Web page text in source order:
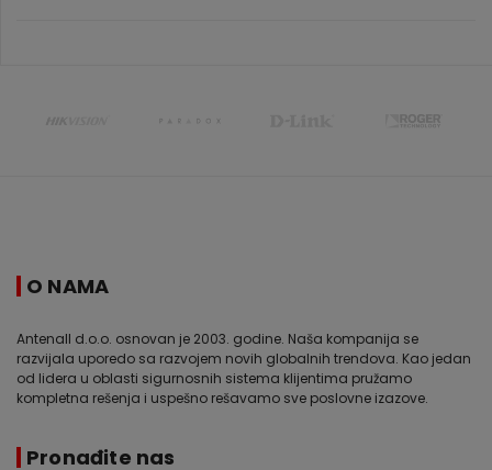
O NAMA
Antenall d.o.o. osnovan je 2003. godine. Naša kompanija se
razvijala uporedo sa razvojem novih globalnih trendova. Kao jedan
od lidera u oblasti sigurnosnih sistema klijentima pružamo
kompletna rešenja i uspešno rešavamo sve poslovne izazove.
Pronađite nas